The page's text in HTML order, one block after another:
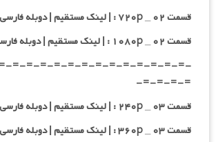
قسمت ۰۲ _ ۷۲۰p : | لینک مستقیم | دوبله فارسی
قسمت ۰۲ _ ۱۰۸۰p : | لینک مستقیم | دوبله فارسی
=-=-=-=-=-=-=-=-=-=-=-=-=-
=-=-=-=-
قسمت ۰۳ _ ۲۴۰p : | لینک مستقیم | دوبله فارسی
قسمت ۰۳ _ ۳۶۰p : | لینک مستقیم | دوبله فارسی